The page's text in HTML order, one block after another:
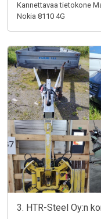
Kannettavaa tietokone
Nokia 8110 4G
3. HTR-Steel Oy:n